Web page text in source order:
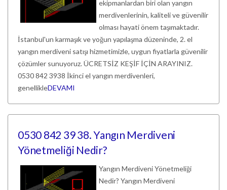
ekipmanlardan biri olan yangın
merdivenlerinin, kaliteli ve güvenilir
olması hayati önem taşımaktadır.
İstanbul'un karmaşık ve yoğun yapılaşma düzeninde, 2. el
yangın merdiveni satışı hizmetimizle, uygun fiyatlarla güvenilir
çözümler sunuyoruz. ÜCRETSİZ KEŞİF İÇİN ARAYINIZ.
0530 842 3938 İkinci el yangın merdivenleri,
genellikleDEVAMI
0530 842 39 38. Yangın Merdiveni
Yönetmeliği Nedir?
Yangın Merdiveni Yönetmeliği
Nedir? Yangın Merdiveni